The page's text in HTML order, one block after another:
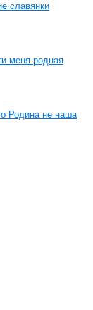
славянки
меня родная
Родина не наша